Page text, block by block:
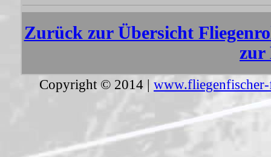
Zurück zur Übersicht
zur
Copyright © 2014 |